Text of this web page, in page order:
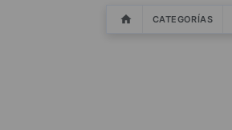
CATEGORÍAS